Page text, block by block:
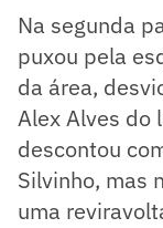
Na segunda
puxou pela
da área,
Alex Alves do
descontou
Silvinho, mas
uma